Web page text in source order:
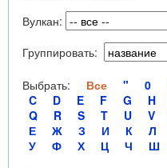
Вулкан:
Группировать:
Выбрать: Все " 0
C
D E F G H
Q
R S T U V
Е
Ж З И К Л
У
Ф Х Ц Ч Ш